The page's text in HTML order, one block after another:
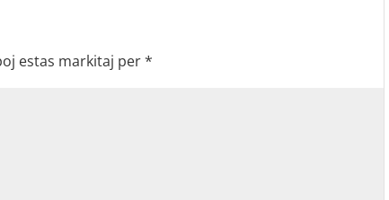
estas markitaj per*